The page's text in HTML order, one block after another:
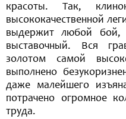
красоты. Так,
высококачественной
выдержит любой бой,
выставочный. Вся
золотом самой
выполнено
даже малейшего
потрачено огромное
труда.